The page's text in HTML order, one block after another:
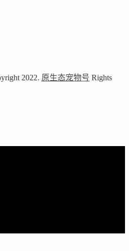
2022. 原生态宠物号 Rights